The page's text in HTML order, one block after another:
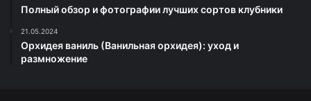
Полный обзор и фотографии лучших сортов клубники
21.05.2024
Орхидея ваниль (Ванильная орхидея): уход и
размножение